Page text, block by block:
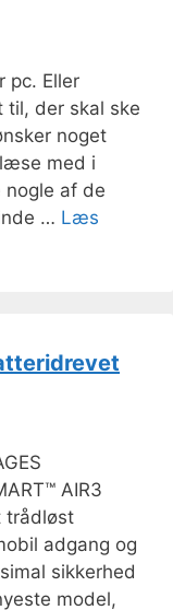
pc. Eller
der skal ske
noget
med i
nogle af de
… Læs
AIR3
trådløst
adgang og
sikkerhed
model,